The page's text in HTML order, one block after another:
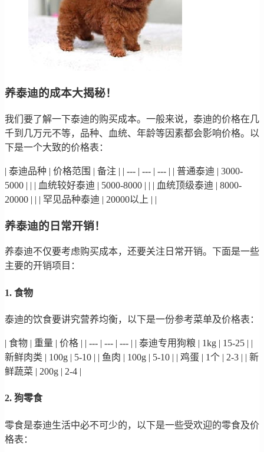
养泰迪的成本大揭秘！
我们要了解一下泰迪的购买成本。一般来说，泰迪的价格在几
千到几万元不等，品种、血统、年龄等因素都会影响价格。以
下是一个大致的价格表：
| 泰迪品种 | 价格范围 | 备注 | | --- | --- | --- | | 普通泰迪 | 3000-
5000 | | | 血统较好泰迪 | 5000-8000 | | | 血统顶级泰迪 | 8000-
20000 | | | 罕见品种泰迪 | 20000以上 | |
养泰迪的日常开销！
养泰迪不仅要考虑购买成本，还要关注日常开销。下面是一些
主要的开销项目：
1. 食物
泰迪的饮食要讲究营养均衡，以下是一份参考菜单及价格表：
| 食物 | 重量 | 价格 | | --- | --- | --- | | 泰迪专用狗粮 | 1kg | 15-25 | |
新鲜肉类 | 100g | 5-10 | | 鱼肉 | 100g | 5-10 | | 鸡蛋 | 1个 | 2-3 | | 新
鲜蔬菜 | 200g | 2-4 |
2. 狗零食
零食是泰迪生活中必不可少的，以下是一些受欢迎的零食及价
格表：